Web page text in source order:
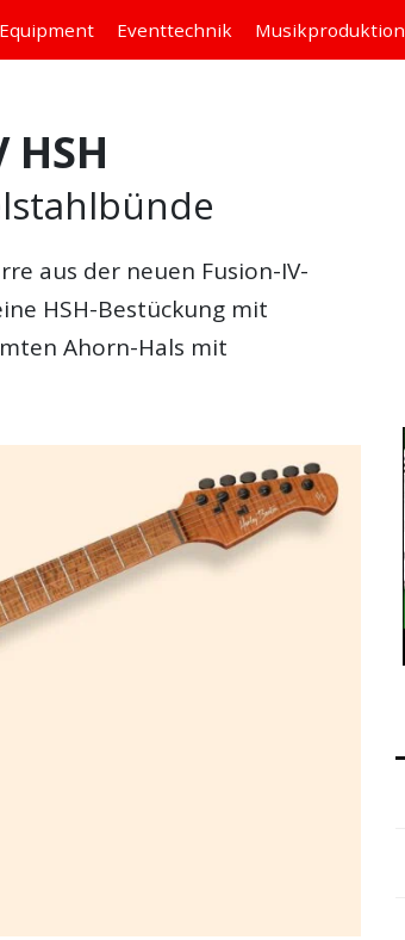
Equipment Eventtechnik Musikproduktion
aus der neuen Fusion-IV-
HSH-Bestückung mit
Ahorn-Hals mit